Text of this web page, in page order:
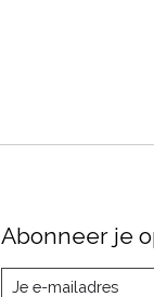
Abonneer je